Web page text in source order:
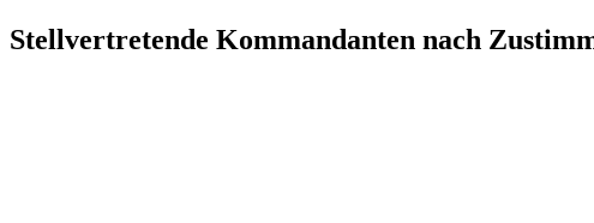
Stellvertretende Kommandanten nach